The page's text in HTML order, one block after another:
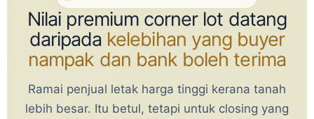
Nilai premium corner lot datang
daripada kelebihan yang buyer
nampak dan bank boleh terima
Ramai penjual letak harga tinggi kerana tanah
lebih besar. Itu betul, tetapi untuk closing yang